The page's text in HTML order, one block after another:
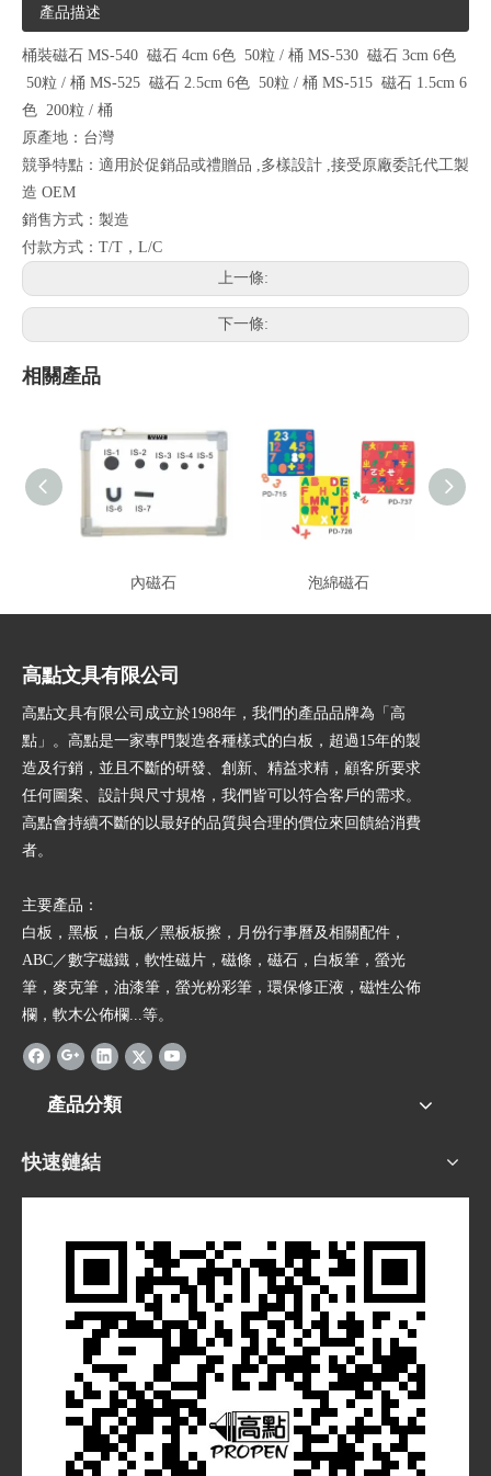
產品描述
桶裝磁石 MS-540 磁石 4cm 6色 50粒 / 桶 MS-530 磁石 3cm 6色
50粒 / 桶 MS-525 磁石 2.5cm 6色 50粒 / 桶 MS-515 磁石 1.5cm 6
色 200粒 / 桶
原產地：台灣
競爭特點：適用於促銷品或禮贈品 ,多樣設計 ,接受原廠委託代工製
造 OEM
銷售方式：製造
付款方式：T/T，L/C
上一條:
下一條:
相關產品
內磁石 泡綿磁石
高點文具有限公司
高點文具有限公司成立於1988年，我們的產品品牌為「高
點」。高點是一家專門製造各種樣式的白板，超過15年的製
造及行銷，並且不斷的研發、創新、精益求精，顧客所要求
任何圖案、設計與尺寸規格，我們皆可以符合客戶的需求。
高點會持續不斷的以最好的品質與合理的價位來回饋給消費
者。
主要產品：
白板，黑板，白板／黑板板擦，月份行事曆及相關配件，
ABC／數字磁鐵，軟性磁片，磁條，磁石，白板筆，螢光
筆，麥克筆，油漆筆，螢光粉彩筆，環保修正液，磁性公佈
欄，軟木公佈欄...等。
產品分類
快速鏈結